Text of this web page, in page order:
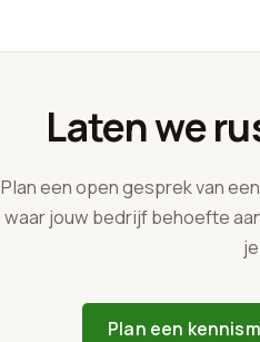
Laten we
Plan een open gesprek van
waar jouw bedrijf behoefte
Plan een